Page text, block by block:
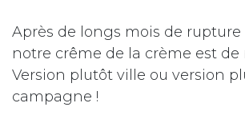
Après de longs mois de rupture
notre crême de la crème est de
Version plutôt ville ou version
campagne !